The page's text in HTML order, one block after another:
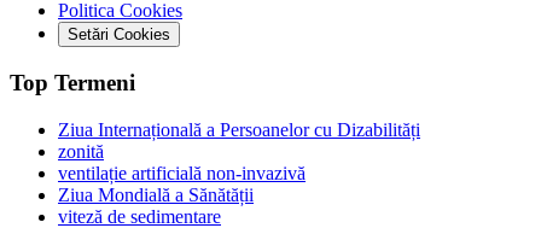
Politica Cookies
Setări Cookies
Top Termeni
Ziua Internațională a Persoanelor cu Dizabilități
zonită
ventilație artificială non-invazivă
Ziua Mondială a Sănătății
viteză de sedimentare